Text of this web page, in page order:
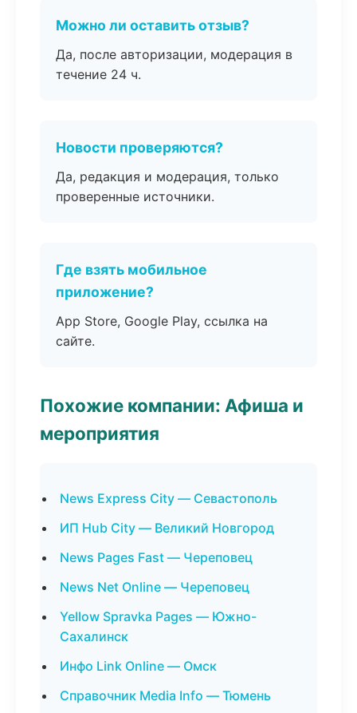
Можно ли оставить отзыв?
Да, после авторизации, модерация в
течение 24 ч.
Новости проверяются?
Да, редакция и модерация, только
проверенные источники.
Где взять мобильное
приложение?
App Store, Google Play, ссылка на
сайте.
Похожие компании: Афиша и
мероприятия
News Express City — Севастополь
ИП Hub City — Великий Новгород
News Pages Fast — Череповец
News Net Online — Череповец
Yellow Spravka Pages — Южно-
Сахалинск
Инфо Link Online — Омск
Справочник Media Info — Тюмень